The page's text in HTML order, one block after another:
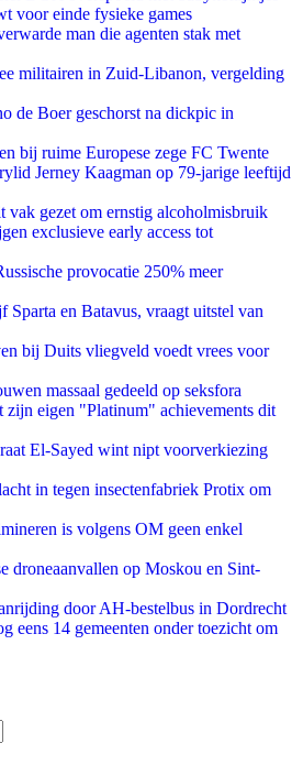
voor einde fysieke games
man die agenten stak met
militairen in Zuid-Libanon, vergelding
de Boer geschorst na dickpic in
bij ruime Europese zege FC Twente
Jerney Kaagman op 79-jarige leeftijd
vak gezet om ernstig alcoholmisbruik
exclusieve early access tot
provocatie 250% meer
Sparta en Batavus, vraagt uitstel van
bij Duits vliegveld voedt vrees voor
massaal gedeeld op seksfora
eigen "Platinum" achievements dit
El-Sayed wint nipt voorverkiezing
in tegen insectenfabriek Protix om
is volgens OM geen enkel
droneaanvallen op Moskou en Sint-
door AH-bestelbus in Dordrecht
eens 14 gemeenten onder toezicht om